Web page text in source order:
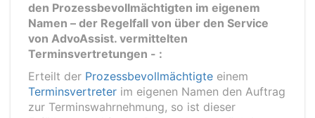
den Prozessbevollmächtigten im eigenem
Namen – der Regelfall von über den Service
von AdvoAssist. vermittelten
Terminsvertretungen - :
Erteilt der Prozessbevollmächtigte einem
Terminsvertreter im eigenen Namen den Auftrag
zur Terminswahrnehmung, so ist dieser